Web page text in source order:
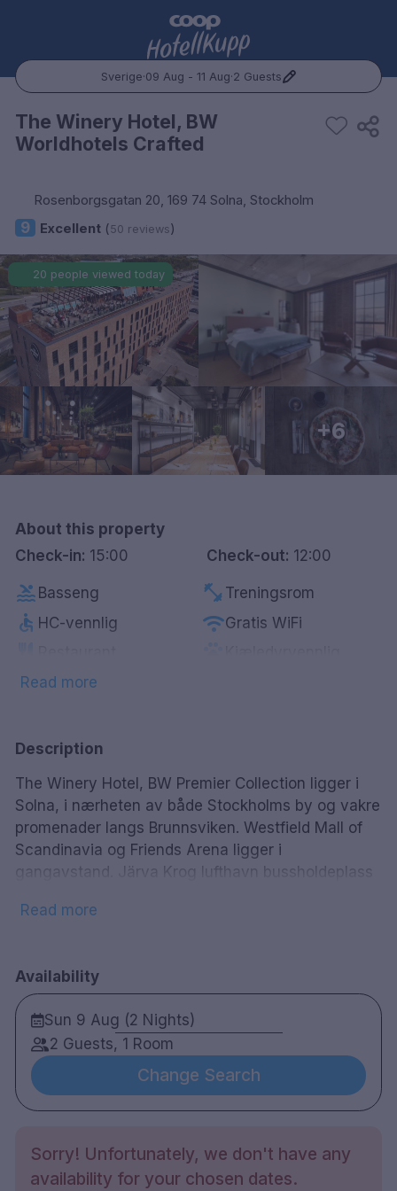
Sverige·09 Aug - 11 Aug·2 Guests
Popular Destinations:
Hele Norge
Oslo
Bergen
Trondheim
Hele Sverige
Stockholm
Göteborg
Hele Danmark
The Winery Hotel, BW
Worldhotels Crafted
Rosenborgsgatan 20, 169 74 Solna, Stockholm
9 Excellent(50 reviews)
20 people viewed today
+6
About this property
Check-in: 15:00 Check-out: 12:00
pool Basseng fitness_center Treningsrom
accessible HC-vennlig wifiGratis WiFi
room_serviceUtenfor Sentrum
Read more
Description
The Winery Hotel, BW Premier Collection ligger i
Solna, i nærheten av både Stockholms by og vakre
promenader langs Brunnsviken. Westfield Mall of
Scandinavia og Friends Arena ligger i
gangavstand. Järva Krog lufthavn bussholdeplass
hotell med egen vingård. Med vår egen
Hotellets Standard King-rom er ca 20 kvadratmeter
med 180 cm senger fra Sengefabrikken. Rommene
har gulv-til-tak-vinduer, og er designet med fokus
på funksjon. Det er et skrivebord med arbeidsplass,
lenestol og selvfølgelig inkluderer vi også gratis
tilgang til vårt trådløse nettverk. Det er to
restauranter og et vinotek med vinomats. I Winery
med ingredienser fra Norden. Terreno Deli er
hotellets toskanske hjørne, og serverer italiensk
Read more
Availability
Sun 9 Aug (2 Nights)
2 Guests, 1 Room
Change Search
Sorry! Unfortunately, we don't have any
availability for your chosen dates.